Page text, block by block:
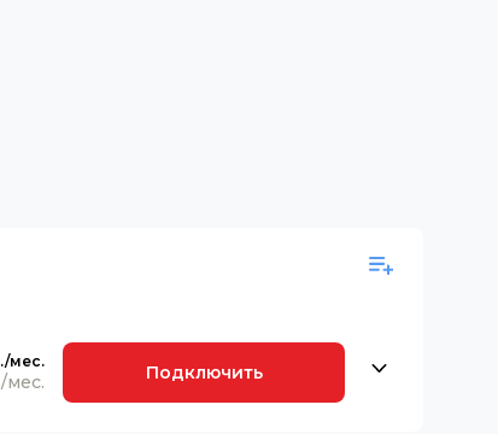
Подключить